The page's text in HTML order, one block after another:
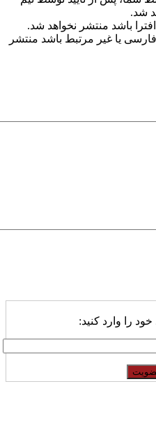
شد.
باشد منتشر نخواهد شد.
فارسی یا غیر مرتبط باشد منتشر
را وارد کنید: